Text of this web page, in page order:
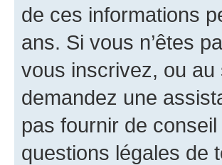
de ces informations
ans. Si vous n’êtes
vous inscrivez, ou
demandez une
pas fournir de
questions légales de